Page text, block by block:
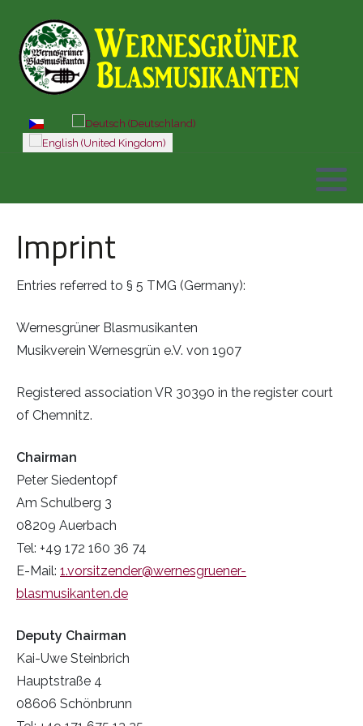
Select your language
Imprint
Entries referred to § 5 TMG (Germany):
Wernesgrüner Blasmusikanten
Musikverein Wernesgrün e.V. von 1907
Registered association VR 30390 in the register court
of Chemnitz.
Chairman
Peter Siedentopf
Am Schulberg 3
08209 Auerbach
Tel: +49 172 160 36 74
E-Mail: 1.vorsitzender@wernesgruener-
blasmusikanten.de
Deputy Chairman
Kai-Uwe Steinbrich
Hauptstraße 4
08606 Schönbrunn